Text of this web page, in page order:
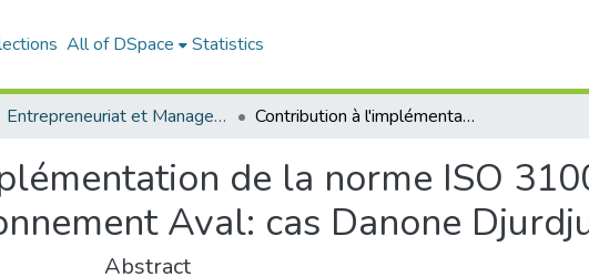
All of DSpace Statistics
Entrepreneuriat et Management de Projets (EMP) Contribution à l'implémentation de la norme ISO 31000: 2018 dans la chaine d'approvisionnement Aval: cas Danone Djurdjura Algérie
de la norme ISO
Aval: cas Danone
Abstract